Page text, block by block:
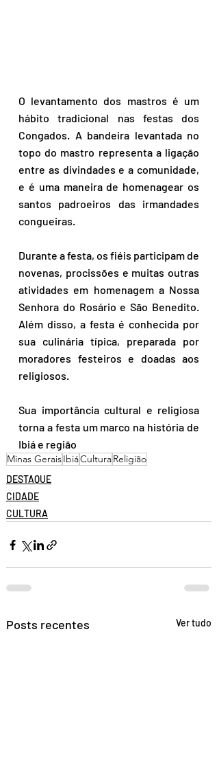
O levantamento dos mastros é um
hábito tradicional nas festas dos
Congados. A bandeira levantada no
topo do mastro representa a ligação
entre as divindades e a comunidade,
e é uma maneira de homenagear os
santos padroeiros das irmandades
congueiras.
Durante a festa, os fiéis participam de
novenas, procissões e muitas outras
atividades em homenagem a Nossa
Senhora do Rosário e São Benedito.
Além disso, a festa é conhecida por
sua culinária típica, preparada por
moradores festeiros e doadas aos
religiosos.
Sua importância cultural e religiosa
torna a festa um marco na história de
Ibiá e região
Minas GeraisIbiáCulturaReligião
DESTAQUE
CIDADE
CULTURA
Posts recentes Ver tudo